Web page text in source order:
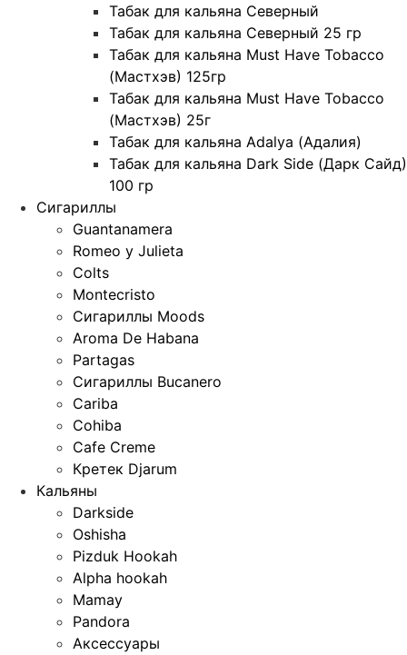
Табак для кальяна Северный
Табак для кальяна Северный 25 гр
Табак для кальяна Must Have Tobacco
(Мастхэв) 125гр
Табак для кальяна Must Have Tobacco
(Мастхэв) 25г
Табак для кальяна Adalya (Адалия)
Табак для кальяна Dark Side (Дарк Сайд)
100 гр
Сигариллы
Guantanamera
Romeo y Julieta
Colts
Montecristo
Сигариллы Moods
Aroma De Habana
Partagas
Сигариллы Bucanero
Cariba
Cohiba
Cafe Creme
Кретек Djarum
Кальяны
Darkside
Oshisha
Pizduk Hookah
Alpha hookah
Mamay
Pandora
Аксессуары